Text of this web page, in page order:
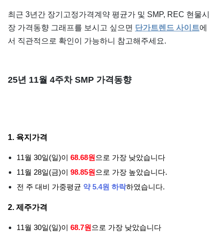
최근 3년간 장기고정가격계약 평균가 및 SMP, REC 현물시
장 가격동향 그래프를 보시고 싶으면 단가트렌드 사이트에
서 직관적으로 확인이 가능하니 참고해주세요.
25년 11월 4주차 SMP 가격동향
1. 육지가격
11월 30일(일)이 68.68원 으로 가장 낮았습니다
11월 28일(금)이 98.85원 으로 가장 높았습니다.
전 주 대비 가중평균 약 5.4원 하락하였습니다.
2. 제주가격
11월 30일(일)이 68.7원 으로 가장 낮았습니다